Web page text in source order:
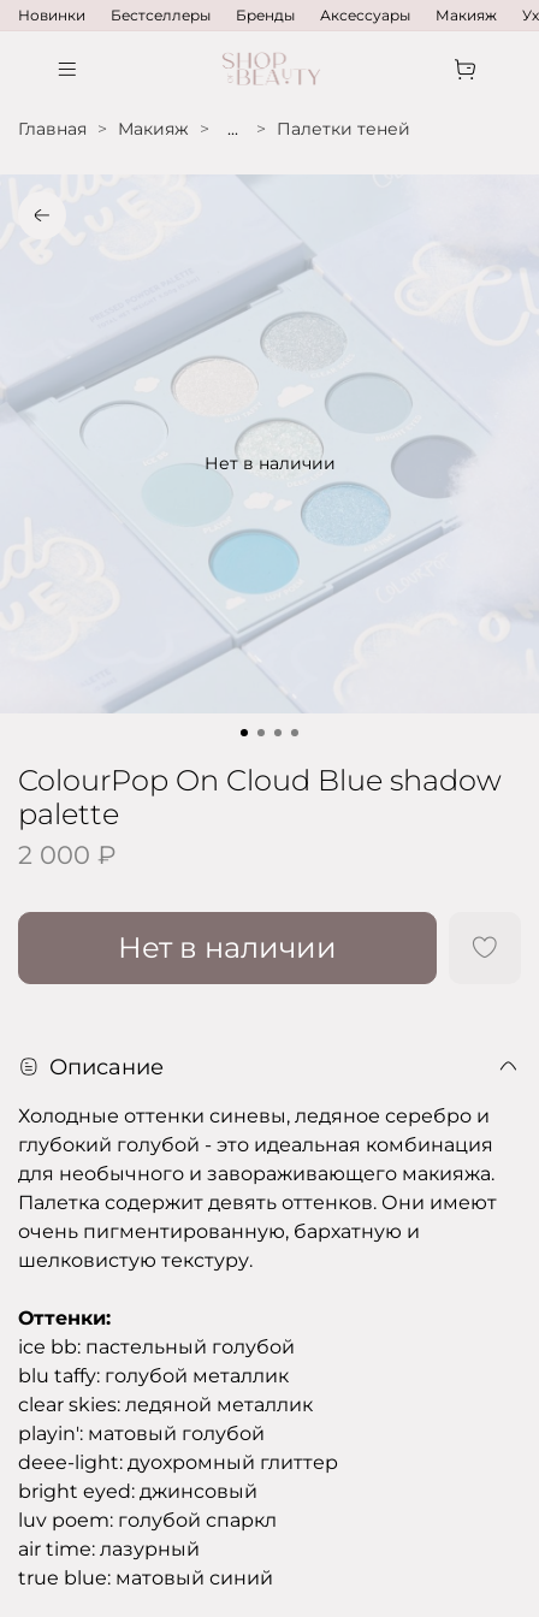
Новинки Бестселлеры Бренды Аксессуары Макияж
Главная Макияж ... Палетки теней
Нет в наличии
ColourPop On Cloud Blue shadow
palette
2 000 ₽
Нет в наличии
Описание
Холодные оттенки синевы, ледяное серебро и
глубокий голубой - это идеальная комбинация
для необычного и завораживающего макияжа.
Палетка содержит девять оттенков. Они имеют
очень пигментированную, бархатную и
шелковистую текстуру.
Оттенки:
ice bb: пастельный голубой
blu taffy: голубой металлик
clear skies: ледяной металлик
playin': матовый голубой
deee-light: дуохромный глиттер
bright eyed: джинсовый
luv poem: голубой спаркл
air time: лазурный
true blue: матовый синий